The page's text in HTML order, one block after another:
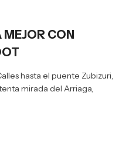
MEJOR CON
hasta el puente Zubizuri,
mirada del Arriaga,